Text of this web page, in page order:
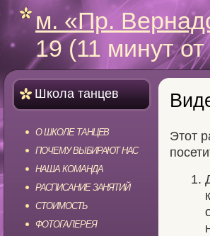
м. «Пр.
19 (11 минут
Школа танцев
О ШКОЛЕ ТАНЦЕВ
ПОЧЕМУ ВЫБИРАЮТ НАС
НАША КОМАНДА
РАСПИСАНИЕ ЗАНЯТИЙ
СТОИМОСТЬ
ФОТОГАЛЕРЕЯ
Этот